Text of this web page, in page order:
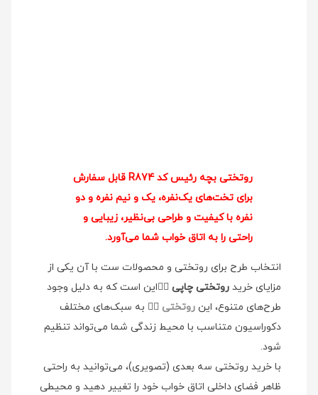
روتختی بچه رئیس کد R874 قابل سفارش
برای تخت‌های یک‌نفره، یک و نیم نفره و دو
نفره با کیفیت و طراحی بی‌نظیر، زیبایی و
راحتی را به اتاق خواب شما می‌آورد.
انتخاب طرح برای روتختی و محصولات ست با آن یکی از
مزایای خرید روتختی چاپی 👉🏻این است که به دلیل وجود
طرح‌های متنوع، این روتختی 👉🏻 به سبک‌های مختلف
دکوراسیون متناسب با محیط زندگی شما می‌تواند تنظیم
شود.
با خرید روتختی سه بعدی (تصویری)، می‌توانید به راحتی
ظاهر فضای داخلی اتاق خواب خود را تغییر دهید و محیطی